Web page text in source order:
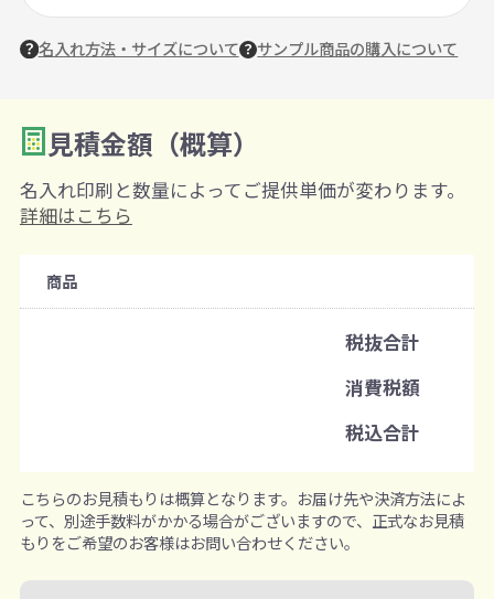
名入れ方法・サイズについて サンプル商品の購入について
2 数量を入力
購入条件
既製品：60個から
名入れあり：240個から
※既製品サンプルは各色3個まで
見積金額（概算）
名入れ印刷と数量によってご提供単価が変わります。
詳細はこちら
商品
税抜合計
消費税額
税込合計
こちらのお見積もりは概算となります。お届け先や決済方法によ
って、別途手数料がかかる場合がございますので、正式なお見積
もりをご希望のお客様はお問い合わせください。